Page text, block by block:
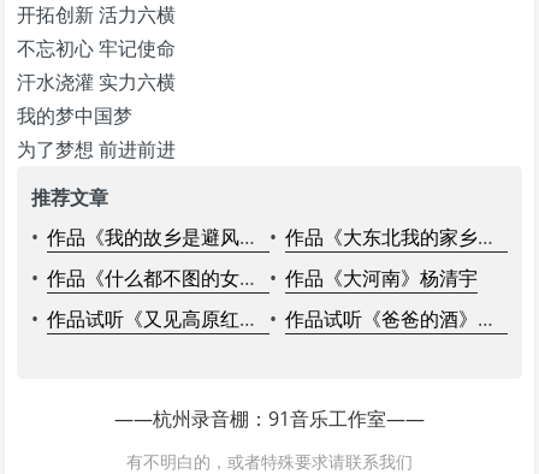
开拓创新 活力六横
不忘初心 牢记使命
汗水浇灌 实力六横
我的梦中国梦
为了梦想 前进前进
推荐文章
• 作品《我的故乡是避风港》田一名 • 作品《大东北我的家乡》何玉
• 作品《什么都不图的女孩》刘佳 • 作品《大河南》杨清宇
• 作品试听《又见高原红》容中尔甲 • 作品试听《爸爸的酒》艾米尔
——杭州录音棚：91音乐工作室——
有不明白的，或者特殊要求请联系我们